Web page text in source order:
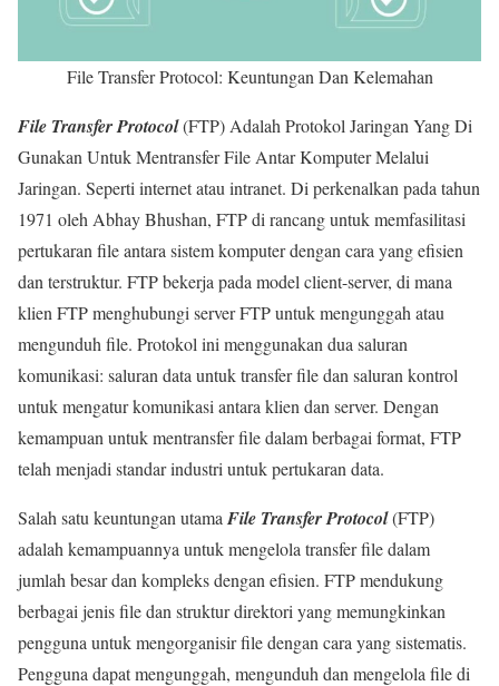
File Transfer Protocol: Keuntungan Dan Kelemahan
File Transfer Protocol(FTP) Adalah Protokol Jaringan Yang Di
Gunakan Untuk Mentransfer File Antar Komputer Melalui
Jaringan. Seperti internet atau intranet. Di perkenalkan pada tahun
1971 oleh Abhay Bhushan, FTP di rancang untuk memfasilitasi
pertukaran file antara sistem komputer dengan cara yang efisien
dan terstruktur. FTP bekerja pada model client-server, di mana
klien FTP menghubungi server FTP untuk mengunggah atau
mengunduh file. Protokol ini menggunakan dua saluran
komunikasi: saluran data untuk transfer file dan saluran kontrol
untuk mengatur komunikasi antara klien dan server. Dengan
kemampuan untuk mentransfer file dalam berbagai format, FTP
telah menjadi standar industri untuk pertukaran data.
Salah satu keuntungan utama File Transfer Protocol(FTP)
adalah kemampuannya untuk mengelola transfer file dalam
jumlah besar dan kompleks dengan efisien. FTP mendukung
berbagai jenis file dan struktur direktori yang memungkinkan
pengguna untuk mengorganisir file dengan cara yang sistematis.
Pengguna dapat mengunggah, mengunduh dan mengelola file di